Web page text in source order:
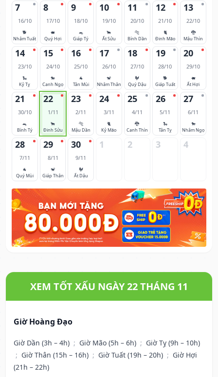
7
16/10
🐕
Nhâm Tuất
8
17/10
🐖
Quý Hợi
9
18/10
🐀
Giáp Tý
10
19/10
🐂
Ất Sửu
11
20/10
🐅
Bính Dần
12
21/10
🐈
Đinh Mão
13
22/10
🐉
Mậu Thìn
14
23/10
🐍
Kỷ Tỵ
15
24/10
🐎
Canh Ngọ
16
25/10
🐐
Tân Mùi
17
26/10
🐒
Nhâm Thân
18
27/10
🐓
Quý Dậu
19
28/10
🐕
Giáp Tuất
20
29/10
🐖
Ất Hợi
21
30/10
🐀
Bính Tý
22
1/11
🐂
Đinh Sửu
23
2/11
🐅
Mậu Dần
24
3/11
🐈
Kỷ Mão
25
4/11
🐉
Canh Thìn
26
5/11
🐍
Tân Tỵ
27
6/11
🐎
Nhâm Ngọ
28
7/11
🐐
Quý Mùi
29
8/11
🐒
Giáp Thân
30
9/11
🐓
Ất Dậu
1 2 3 4
XEM TỐT XẤU NGÀY 22 THÁNG 11
Giờ Hoàng Đạo
Giờ Dần (3h – 4h) ; Giờ Mão (5h – 6h) ; Giờ Tỵ (9h – 10h)
; Giờ Thân (15h – 16h) ; Giờ Tuất (19h – 20h) ; Giờ Hợi
(21h – 22h)